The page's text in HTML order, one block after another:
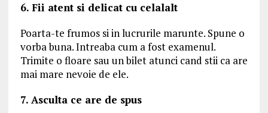
6. Fii atent si delicat cu celalalt
Poarta-te frumos si in lucrurile marunte. Spune o
vorba buna. Intreaba cum a fost examenul.
Trimite o floare sau un bilet atunci cand stii ca are
mai mare nevoie de ele.
7. Asculta ce are de spus